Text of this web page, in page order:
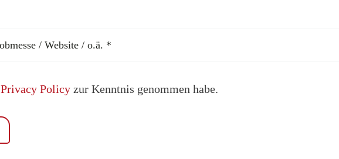
Privacy Policyzur Kenntnis genommen habe.